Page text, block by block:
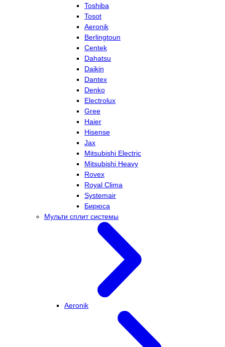
Toshiba
Tosot
Aeronik
Berlingtoun
Centek
Dahatsu
Daikin
Dantex
Denko
Electrolux
Gree
Haier
Hisense
Jax
Mitsubishi Electric
Mitsubishi Heavy
Rovex
Royal Clima
Systemair
Бирюса
Мульти сплит системы
Aeronik